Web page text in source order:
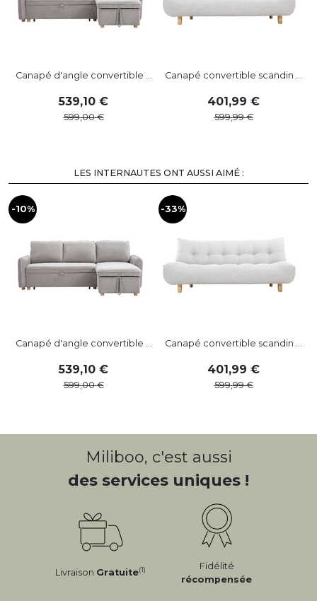
Canapé d'angle convertible ...
539,10
599,00
Canapé convertible scandin ...
401,99
599,99
LES INTERNAUTES ONT AUSSI AIMÉ :
-10%
Canapé d'angle convertible ...
539,10
599,00
-33%
Canapé convertible scandin ...
401,99
599,99
Miliboo, c'est aussi
des services uniques !
Livraison Gratuite(1)
Fidélité
récompensée